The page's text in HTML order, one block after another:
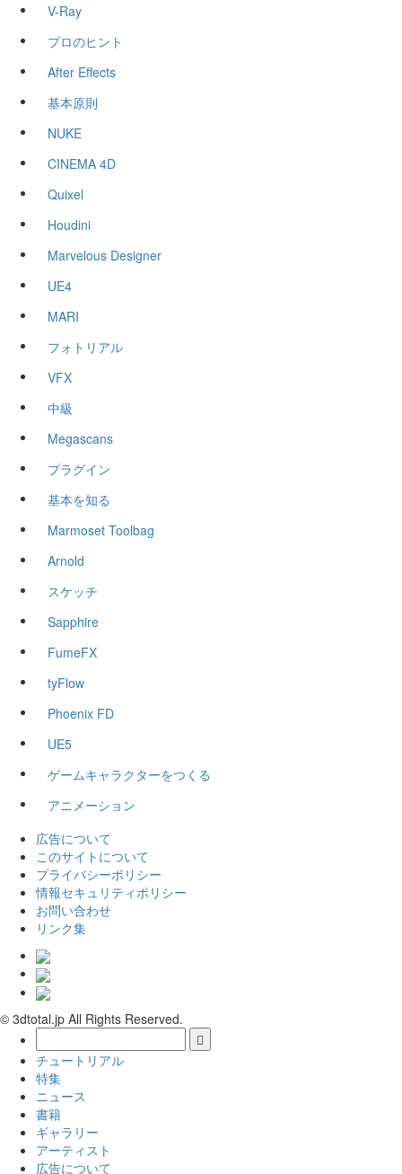
V-Ray
プロのヒント
After Effects
基本原則
NUKE
CINEMA 4D
Quixel
Houdini
Marvelous Designer
UE4
MARI
フォトリアル
VFX
中級
Megascans
プラグイン
基本を知る
Marmoset Toolbag
Arnold
スケッチ
Sapphire
FumeFX
tyFlow
Phoenix FD
UE5
ゲームキャラクターをつくる
アニメーション
広告について
このサイトについて
プライバシーポリシー
情報セキュリティポリシー
お問い合わせ
リンク集
© 3dtotal.jp All Rights Reserved.
チュートリアル
特集
ニュース
書籍
ギャラリー
アーティスト
広告について